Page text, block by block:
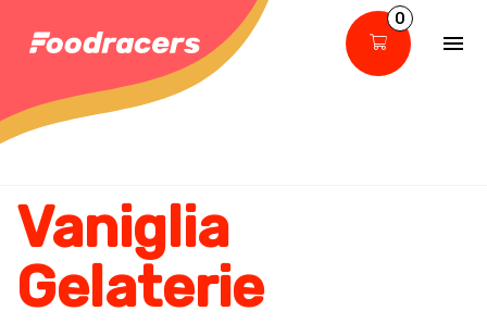
0
Vaniglia
Gelaterie